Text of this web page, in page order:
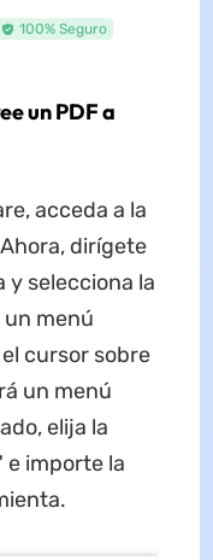
100% Seguro
un PDF a
acceda a la
dirígete
y selecciona la
menú
cursor sobre
un menú
elija la
e importe la